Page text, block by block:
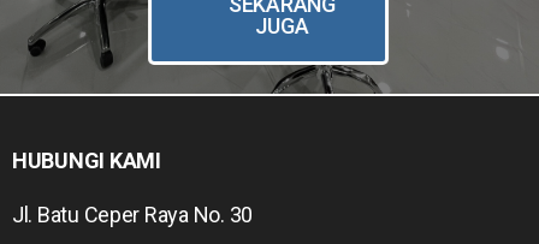
JUGA
HUBUNGI KAMI
Jl. Batu Ceper Raya No. 30